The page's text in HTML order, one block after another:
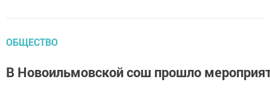
ОБЩЕСТВО
В Новоильмовской сош прошло